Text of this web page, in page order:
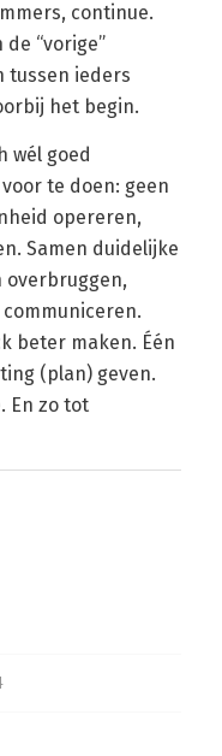
continue.
“vorige”
tussen ieders
het begin.
wél goed
te doen: geen
opereren,
Samen duidelijke
overbruggen,
beter maken. Één
(plan) geven.
En zo tot